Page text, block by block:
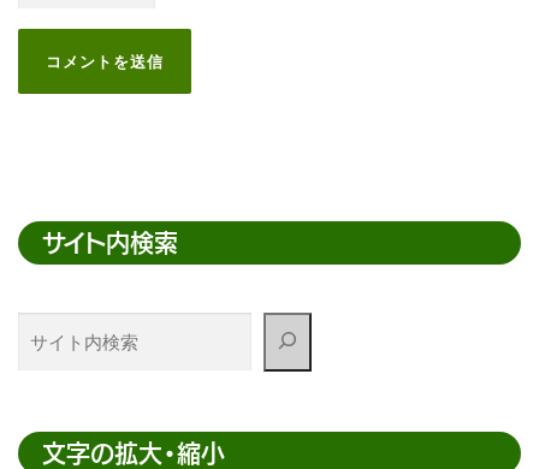
サイト内検索
検
索
文字の拡大・縮小